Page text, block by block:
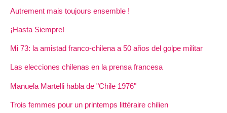
Autrement mais toujours ensemble !
¡Hasta Siempre!
Mi 73: la amistad franco-chilena a 50 años del golpe militar
Las elecciones chilenas en la prensa francesa
Manuela Martelli habla de "Chile 1976"
Trois femmes pour un printemps littéraire chilien